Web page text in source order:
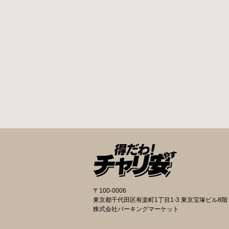
〒100-0006
東京都千代田区有楽町1丁目1-3 東京宝塚ビル8階
株式会社パーキングマーケット